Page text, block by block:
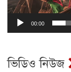
00:00
ভিডিও নিউজ